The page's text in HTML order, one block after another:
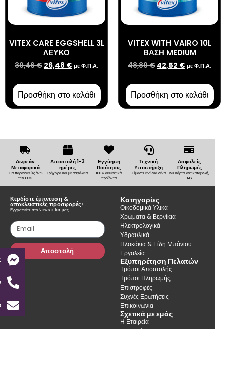
VITEX CARE EGGSHELL 3L
ΛΕΥΚΟ
30,46€ 26,48 €με Φ.Π.Α.
Προσθήκη στο καλάθι
VITEX WITH VAIRO 10L
ΒΑΣΗ MEDIUM
48,89€ 42,52 €με Φ.Π.Α.
Προσθήκη στο καλάθι
Δωρεάν
Μεταφορικά
Για παραγγελίες άνω
των 80€
Αποστολή 1-3
ημέρες
Γρήγορα και με ασφάλεια
Εγγύηση
Ποιότητας
100% αυθεντικά
προϊόντα
Τεχνική
Υποστήριξη
Είμαστε εδώ για σένα
Ασφαλείς
Πληρωμές
Με κάρτα, αντικαταβολή,
IRIS
Κερδίστε έμπνευση &
αποκλειστικές προσφορές!
Εγγραφείτε στο Newsletter μας.
Αποστολή
Κατηγορίες
Οικοδομικά Υλικά
Χρώματα & Βερνίκια
Ηλεκτρολογικά
Υδραυλικά
Πλακάκια & Είδη Μπάνιου
Εργαλεία
Εξυπηρέτηση Πελατών
Τρόποι Αποστολής
Τρόποι Πληρωμής
Επιστροφές
Συχνές Ερωτήσεις
Επικοινωνία
Σχετικά με εμάς
Η Εταιρεία
Καταστήματα